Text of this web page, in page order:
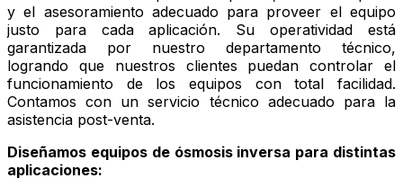
y el asesoramiento adecuado para proveer el equipo
justo para cada aplicación. Su operatividad está
garantizada por nuestro departamento técnico,
logrando que nuestros clientes puedan controlar el
funcionamiento de los equipos con total facilidad.
Contamos con un servicio técnico adecuado para la
asistencia post-venta.
Diseñamos equipos de ósmosis inversa para distintas
aplicaciones: